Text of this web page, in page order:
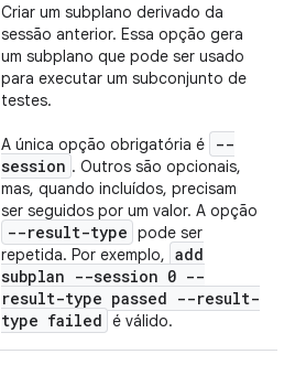
Criar um subplano derivado da
sessão anterior. Essa opção gera
um subplano que pode ser usado
para executar um subconjunto de
testes.
A única opção obrigatória é
--
session . Outros são opcionais,
mas, quando incluídos, precisam
ser seguidos por um valor. A opção
--result-type pode ser
repetida. Por exemplo, add
subplan --session 0 --
result-type passed --result-
type failed é válido.